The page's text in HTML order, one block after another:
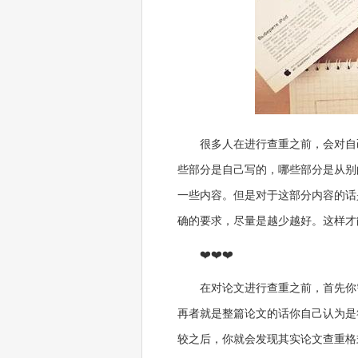
很多人在进行查重之前，会对
些部分是自己写的，哪些部分是从
一些内容。但是对于这部分内容的
确的要求，尽量是越少越好。这样
❤️❤️❤️
在对论文进行查重之前，首先
再者就是整篇论文的话你自己认为
较之后，你就会发现其实论文查重